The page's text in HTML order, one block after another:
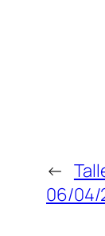
←
06/04/